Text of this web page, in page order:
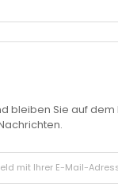
bleiben Sie auf